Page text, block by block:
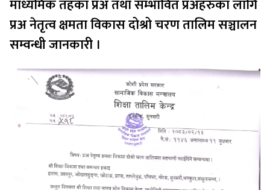
माध्यमिक तहका प्रअ तथा सम्भावित प्रअहरुका लागि
प्रअ नेतृत्व क्षमता विकास दोश्रो चरण तालिम सञ्चालन
सम्वन्धी जानकारी ।